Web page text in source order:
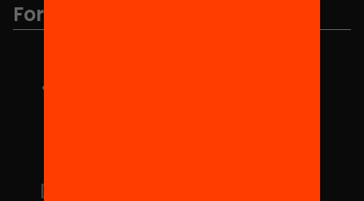
Formamos parte de...